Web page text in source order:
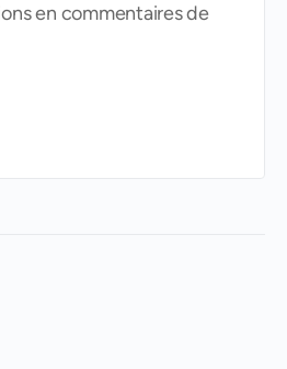
en commentaires de